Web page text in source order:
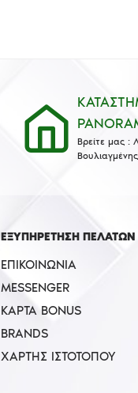
Βρείτε μας :
ΕΞΥΠΗΡΕΤΗΣΗ ΠΕΛΑΤΩΝ
ΕΠΙΚΟΙΝΩΝΊΑ
MESSENGER
ΚΆΡΤΑ BONUS
BRANDS
ΧΆΡΤΗΣ ΙΣΤΌΤΟΠΟΥ